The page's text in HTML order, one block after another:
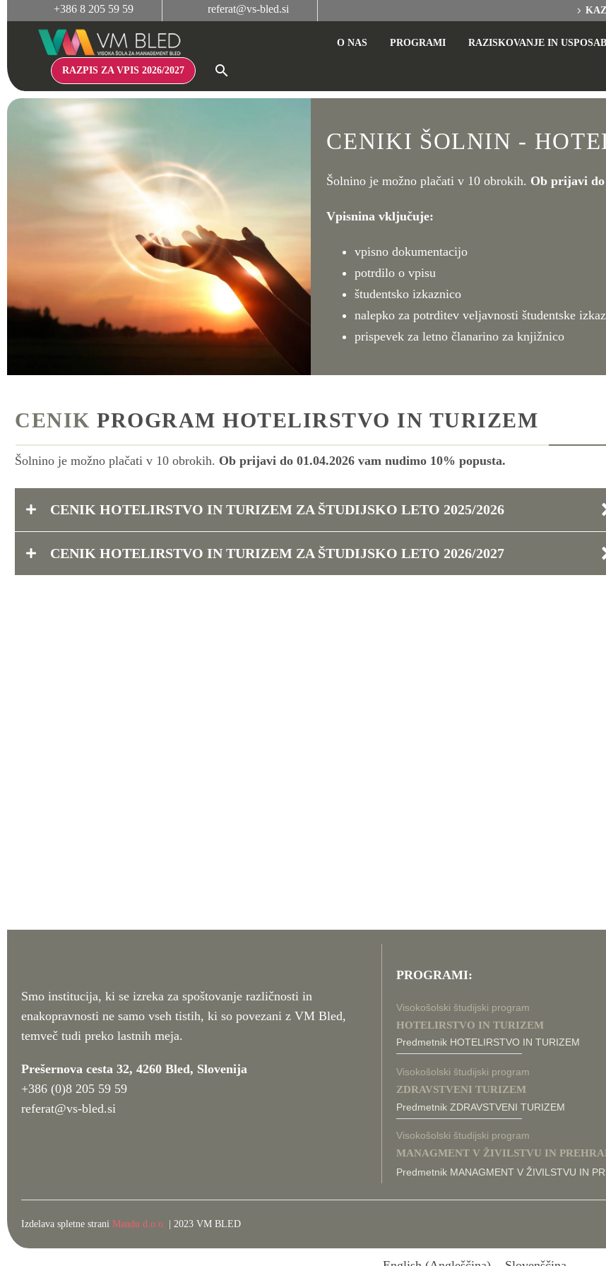
+386 8 205 59 59 referat@vs-bled.si
O NAS PROGRAMI RAZISKOVANJE IN
RAZPIS ZA VPIS 2026/2027
CENIKI ŠOLNIN -
Šolnino je možno plačati v 10 obrokih. Ob prijavi do
Vpisnina vključuje:
vpisno dokumentacijo
potrdilo o vpisu
študentsko izkaznico
nalepko za potrditev veljavnosti študentske
prispevek za letno članarino za knjižnico
CENIK PROGRAM HOTELIRSTVO IN TURIZEM
Šolnino je možno plačati v 10 obrokih. Ob prijavi do 01.04.2026 vam nudimo 10% popusta.
CENIK HOTELIRSTVO IN TURIZEM ZA ŠTUDIJSKO LETO 2025/2026
CENIK HOTELIRSTVO IN TURIZEM ZA ŠTUDIJSKO LETO 2026/2027
Smo institucija, ki se izreka za spoštovanje različnosti in
enakopravnosti ne samo vseh tistih, ki so povezani z VM Bled,
temveč tudi preko lastnih meja.
Prešernova cesta 32, 4260 Bled, Slovenija
+386 (0)8 205 59 59
referat@vs-bled.si
PROGRAMI:
Visokošolski študijski program
HOTELIRSTVO IN TURIZEM
Predmetnik HOTELIRSTVO IN TURIZEM
Visokošolski študijski program
ZDRAVSTVENI TURIZEM
Predmetnik ZDRAVSTVENI TURIZEM
Visokošolski študijski program
MANAGMENT V ŽIVILSTVU IN
Predmetnik MANAGMENT V ŽIVILSTVU IN
Izdelava spletne strani Mandu d.o.o. | 2023 VM BLED